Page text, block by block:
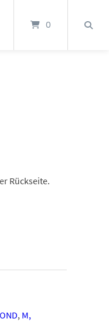
0
Rückseite.
, M,